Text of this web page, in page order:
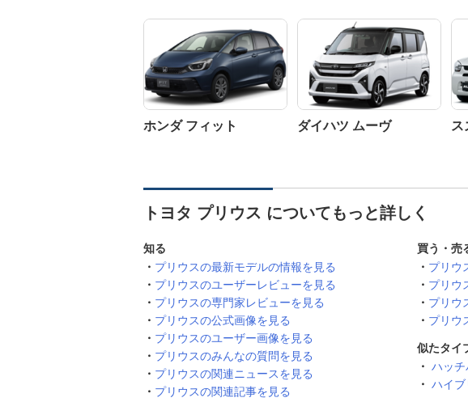
ホンダ フィット ダイハツ ムーヴ ス
トヨタ プリウス についてもっと詳しく
知る
プリウスの最新モデルの情報を見る
プリウスのユーザーレビューを見る
プリウスの専門家レビューを見る
プリウスの公式画像を見る
プリウスのユーザー画像を見る
プリウスのみんなの質問を見る
プリウスの関連ニュースを見る
プリウスの関連記事を見る
買う・売
プリウ
プリウ
プリウ
プリウ
似たタイ
ハッチ
ハイブ